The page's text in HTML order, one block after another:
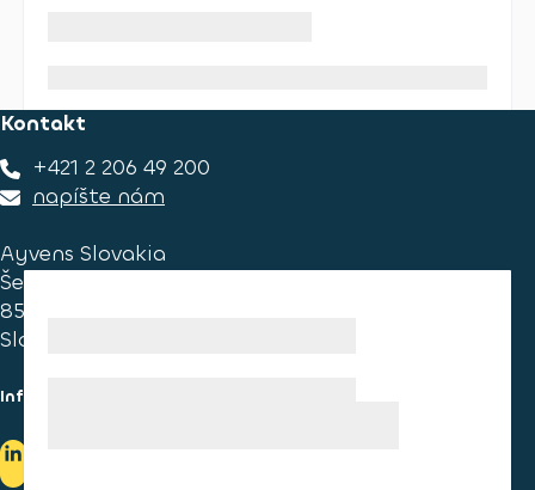
Kontakt
+421 2 206 49 200
napíšte nám
Ayvens Slovakia
Ševčenkova 34
851 01 Bratislava
Slovakia
Informace pro spotřebitele